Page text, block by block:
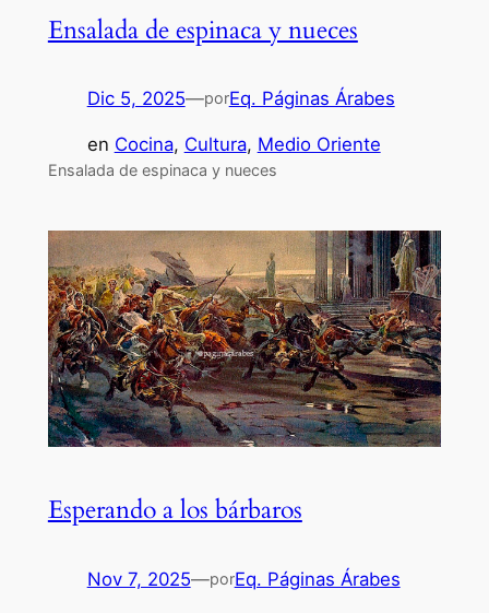
Ensalada de espinaca y nueces
Dic 5, 2025—porEq. Páginas Árabes
en Cocina, Cultura, Medio Oriente
Ensalada de espinaca y nueces
Esperando a los bárbaros
Nov 7, 2025—porEq. Páginas Árabes